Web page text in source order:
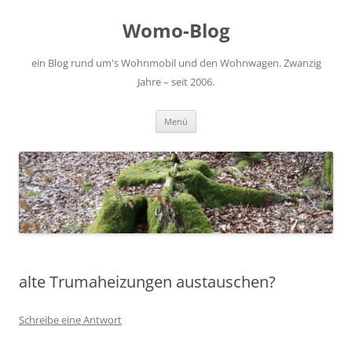
Womo-Blog
ein Blog rund um's Wohnmobil und den Wohnwagen. Zwanzig
Jahre – seit 2006.
Menü
alte Trumaheizungen austauschen?
Schreibe eine Antwort